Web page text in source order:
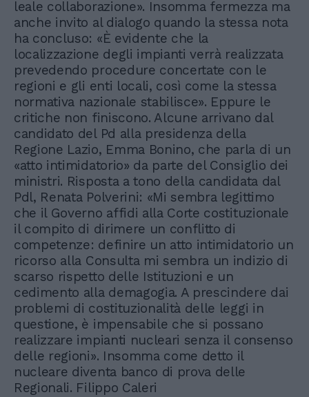
leale collaborazione». Insomma fermezza ma
anche invito al dialogo quando la stessa nota
ha concluso: «È evidente che la
localizzazione degli impianti verrà realizzata
prevedendo procedure concertate con le
regioni e gli enti locali, così come la stessa
normativa nazionale stabilisce». Eppure le
critiche non finiscono. Alcune arrivano dal
candidato del Pd alla presidenza della
Regione Lazio, Emma Bonino, che parla di un
«atto intimidatorio» da parte del Consiglio dei
ministri. Risposta a tono della candidata dal
Pdl, Renata Polverini: «Mi sembra legittimo
che il Governo affidi alla Corte costituzionale
il compito di dirimere un conflitto di
competenze: definire un atto intimidatorio un
ricorso alla Consulta mi sembra un indizio di
scarso rispetto delle Istituzioni e un
cedimento alla demagogia. A prescindere dai
problemi di costituzionalità delle leggi in
questione, è impensabile che si possano
realizzare impianti nucleari senza il consenso
delle regioni». Insomma come detto il
nucleare diventa banco di prova delle
Regionali. Filippo Caleri